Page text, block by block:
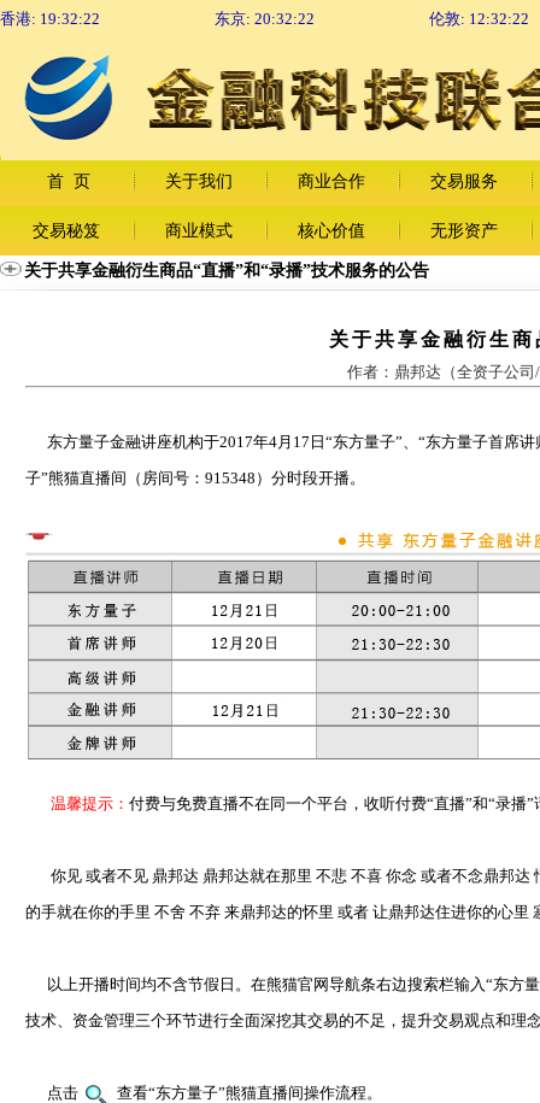
香港: 19:32:23 东京: 20:32:23 伦敦: 12:32:23
首 页 关于我们 商业合作 交易服务
交易秘笈 商业模式 核心价值 无形资产
关于共享金融衍生商品“直播”和“录播”技术服务的公告
关于共享金融衍生
作者：鼎邦达（全资子公
东方量子金融讲座机构于2017年4月17日“东方量子”、“东方量子首席
子”熊猫直播间（房间号：915348）分时段开播。
温馨提示： 付费与免费直播不在同一个平台，收听付费“直播”和“录播”
你见 或者不见 鼎邦达 鼎邦达就在那里 不悲 不喜 你念 或者不念鼎邦达
的手就在你的手里 不舍 不弃 来鼎邦达的怀里 或者 让鼎邦达住进你的心里
以上开播时间均不含节假日。在熊猫官网导航条右边搜索栏输入“东方
技术、资金管理三个环节进行全面深挖其交易的不足，提升交易观点和
点击 查看“东方量子”熊猫直播间操作流程。